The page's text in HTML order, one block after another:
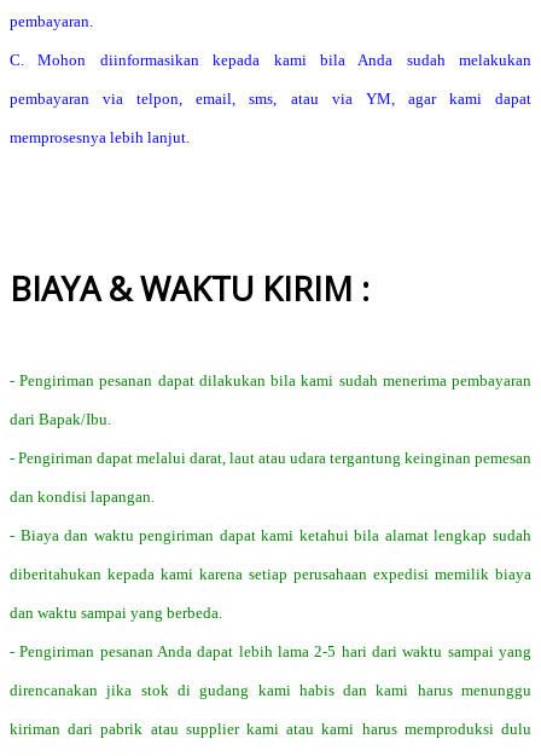
pembayaran.
C. Mohon diinformasikan kepada kami bila Anda sudah melakukan
pembayaran via telpon, email, sms, atau via YM, agar kami dapat
memprosesnya lebih lanjut.
BIAYA & WAKTU KIRIM :
- Pengiriman pesanan dapat dilakukan bila kami sudah menerima pembayaran
dari Bapak/Ibu.
- Pengiriman dapat melalui darat, laut atau udara tergantung keinginan pemesan
dan kondisi lapangan.
- Biaya dan waktu pengiriman dapat kami ketahui bila alamat lengkap sudah
diberitahukan kepada kami karena setiap perusahaan expedisi memilik biaya
dan waktu sampai yang berbeda.
- Pengiriman pesanan Anda dapat lebih lama 2-5 hari dari waktu sampai yang
direncanakan jika stok di gudang kami habis dan kami harus menunggu
kiriman dari pabrik atau supplier kami atau kami harus memproduksi dulu